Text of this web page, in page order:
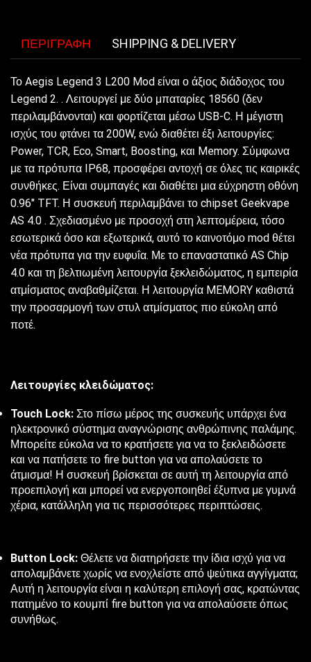
ΠΕΡΙΓΡΑΦΉ SHIPPING & DELIVERY
Το Aegis Legend 3 L200 Mod είναι ο άξιος διάδοχος του
Legend 2. . Λειτουργεί με δύο μπαταρίες 18560 (δεν
περιλαμβάνονται) και φορτίζεται μέσω USB-C. Η μέγιστη
ισχύς του φτάνει τα 200W, ενώ διαθέτει έξι λειτουργίες:
Power, TCR, Eco, Smart, Boosting, και Memory. Σύμφωνα
με τα πρότυπα IP68, προσφέρει αντοχή σε όλες τις καιρικές
συνθήκες. Είναι συμπαγές και διαθέτει μια εύχρηστη οθόνη
0.96″ TFT. Η συσκευή περιλαμβάνει το chipset Geekvape
AS 4.0 . Σχεδιασμένο με προσοχή στη λεπτομέρεια, τόσο
εσωτερικά όσο και εξωτερικά, αυτό το καινοτόμο mod θέτει
νέα πρότυπα για την ευφυΐα. Με το επαναστατικό AS Chip
4.0 και τη βελτιωμένη λειτουργία ξεκλειδώματος, η εμπειρία
ατμίσματος αναβαθμίζεται. Η λειτουργία MEMORY καθιστά
την προσαρμογή των στυλ ατμίσματος πιο εύκολη από
ποτέ.
Λειτουργίες κλειδώματος:
Touch Lock: Στο πίσω μέρος της συσκευής υπάρχει ένα
ηλεκτρονικό σύστημα αναγνώρισης ανθρώπινης παλάμης.
Μπορείτε εύκολα να το κρατήσετε για να το ξεκλειδώσετε
και να πατήσετε το fire button για να απολαύσετε το
άτμισμα! Η συσκευή βρίσκεται σε αυτή τη λειτουργία από
προεπιλογή και μπορεί να ενεργοποιηθεί έξυπνα με γυμνά
χέρια, κατάλληλη για τις περισσότερες περιπτώσεις.
Button Lock: Θέλετε να διατηρήσετε την ίδια ισχύ για να
απολαμβάνετε χωρίς να ενοχλείστε από ψεύτικα αγγίγματα;
Αυτή η λειτουργία είναι η καλύτερη επιλογή σας, κρατώντας
πατημένο το κουμπί fire button για να απολαύσετε όπως
συνήθως.